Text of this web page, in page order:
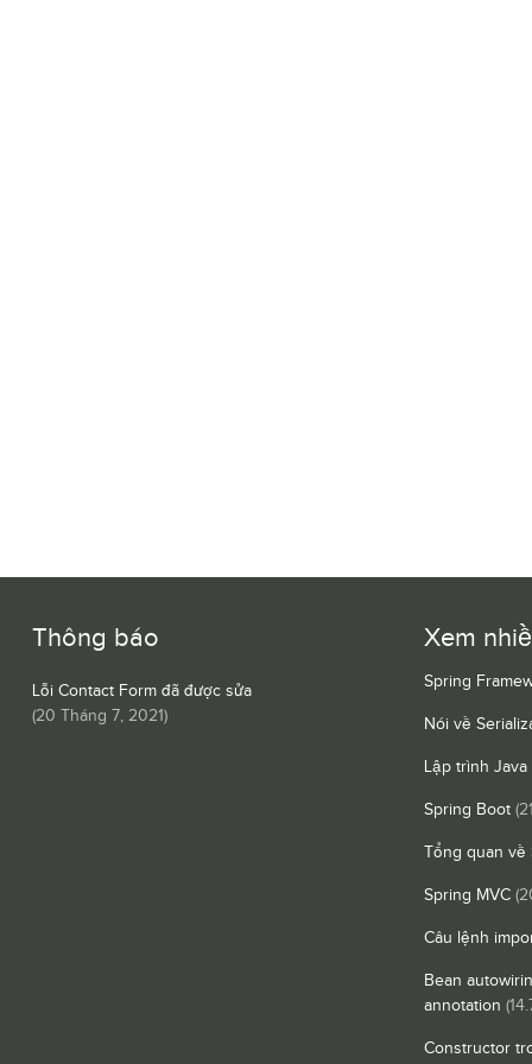
Thông báo
Lỗi Contact Form đã được sửa
(20 Tháng 7, 2021)
Xem
Spring
Nói về
Lập trình
Spring Boot
Tổng quan về
Spring MVC
Câu lệnh
Bean
annotation
Constructor